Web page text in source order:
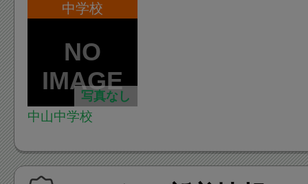
中学校
写真なし
中山中学校